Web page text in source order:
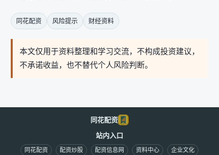
同花配资 风险提示 财经资料
本文仅用于资料整理和学习交流，不构成投资建议，
不承诺收益，也不替代个人风险判断。
同花配资
站内入口
同花配资 配资炒股 配资信息网 资料中心 企业文化